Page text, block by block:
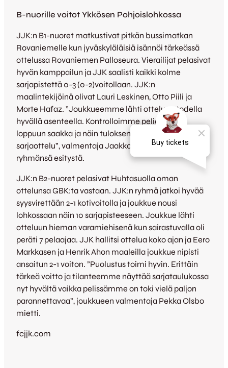
B-nuorille voitot Ykkösen Pohjoislohkossa
JJK:n B1-nuoret matkustivat pitkän bussimatkan
Rovaniemelle kun jyväskyläläisiä isännöi tärkeässä
ottelussa Rovaniemen Palloseura. Vierailijat pelasivat
hyvän kamppailun ja JJK saalisti kaikki kolme
sarjapistettä 0-3 (0-2)voitollaan. JJK:n
maalintekijöinä olivat Lauri Leskinen, Otto Piili ja
Morte Hafaz. ”Joukkueemme lähti otteluun todella
hyvällä asenteella. Kontrolloimme peliä alusta
loppuun saakka ja näin tuloksena oli kauden paras
sarjaottelu”, valmentaja Jaakko Ihanainen ihasteli
ryhmänsä esitystä.
JJK:n B2-nuoret pelasivat Huhtasuolla oman
ottelunsa GBK:ta vastaan. JJK:n ryhmä jatkoi hyvää
syysvirettään 2-1 kotivoitolla ja joukkue nousi
lohkossaan näin 10 sarjapisteeseen. Joukkue lähti
otteluun hieman varamiehisenä kun sairastuvalla oli
peräti 7 pelaajaa. JJK hallitsi ottelua koko ajan ja Eero
Markkasen ja Henrik Ahon maaleilla joukkue nipisti
ansaitun 2-1 voiton. ”Puolustus toimi hyvin. Erittäin
tärkeä voitto ja tilanteemme näyttää sarjataulukossa
nyt hyvältä vaikka pelissämme on toki vielä paljon
parannettavaa”, joukkueen valmentaja Pekka Olsbo
mietti.
fcjjk.com